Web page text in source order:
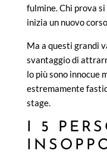
fulmine. Chi prova
inizia un nuovo
Ma a questi grandi
svantaggio di
lo più sono innocue
estremamente
stage.
I 5